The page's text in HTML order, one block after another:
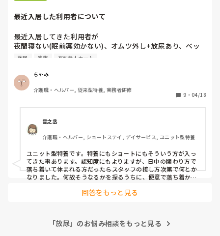
最近入居した利用者について
最近入居してきた利用者が
夜間寝ない(眠前薬効かない)、オムツ外し+放尿あり、ベッ
ドからの転倒リスク大、指示全く通らない、縦にも横にも大
っていう男性なんですけど心穏やかに接することできなさす
ぎて心折れる､､､
放尿 家族 有料老人ホーム
ちゃみ
介護職・ヘルパー, 従来型特養, 実務者研修
9 ・ 04/18
雪之丞
介護職・ヘルパー, ショートステイ, デイサービス, ユニット型特養
ユニット型特養です。特養にもショートにもそういう方が入っ
てきた事あります。認知度にもよりますが、日中の関わり方で
落ち着いて休まれる方だったらスタッフの接し方次第で何とか
なりました。何故そうなるかを探るうちに、便意で落ち着かな
ツの不快感ですぐ外す方の場合は、出来る限り早め交換で不快
休まれる様になりました。
回答をもっと見る
「放尿」のお悩み相談をもっと見る